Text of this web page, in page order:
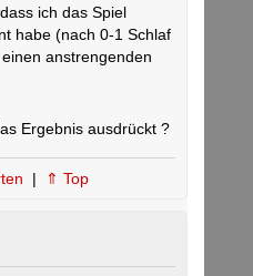
ich das Spiel
habe (nach 0-1 Schlaf
anstrengenden
Ergebnis ausdrückt ?
| ⇑ Top